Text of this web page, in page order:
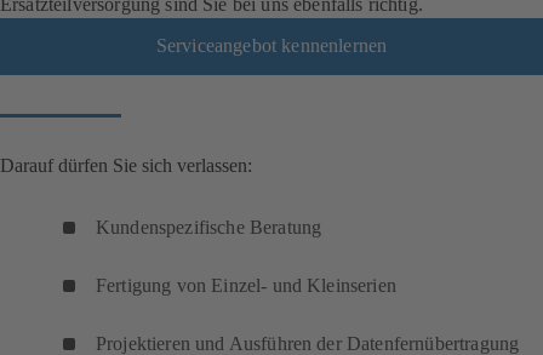
Serviceangebot kennenlernen
Darauf dürfen Sie sich verlassen:
Kundenspezifische Beratung
Fertigung von Einzel- und Kleinserien
Projektieren und Ausführen der Datenfernübertragung